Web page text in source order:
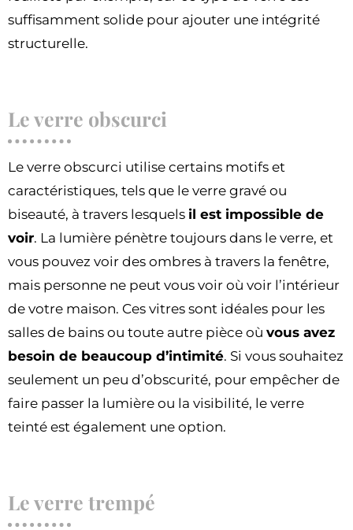
suffisamment solide pour ajouter une intégrité
structurelle.
Le verre obscurci
Le verre obscurci utilise certains motifs et
caractéristiques, tels que le verre gravé ou
biseauté, à travers lesquels il est impossible de
voir. La lumière pénètre toujours dans le verre, et
vous pouvez voir des ombres à travers la fenêtre,
mais personne ne peut vous voir où voir l’intérieur
de votre maison. Ces vitres sont idéales pour les
salles de bains ou toute autre pièce où vous avez
besoin de beaucoup d’intimité. Si vous souhaitez
seulement un peu d’obscurité, pour empêcher de
faire passer la lumière ou la visibilité, le verre
teinté est également une option.
Le verre trempé